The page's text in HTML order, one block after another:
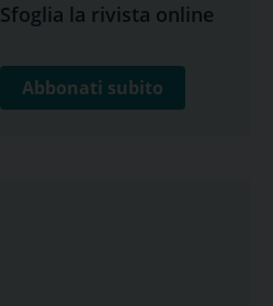
Sfoglia la rivista online
Abbonati subito